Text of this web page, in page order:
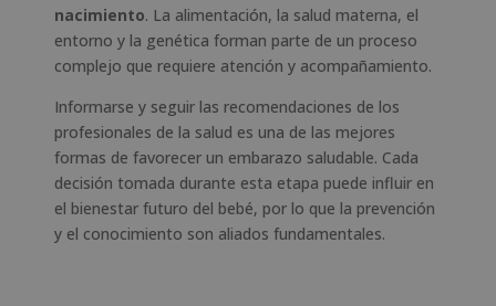
nacimiento. La alimentación, la salud materna, el
entorno y la genética forman parte de un proceso
complejo que requiere atención y acompañamiento.
Informarse y seguir las recomendaciones de los
profesionales de la salud es una de las mejores
formas de favorecer un embarazo saludable. Cada
decisión tomada durante esta etapa puede influir en
el bienestar futuro del bebé, por lo que la prevención
y el conocimiento son aliados fundamentales.